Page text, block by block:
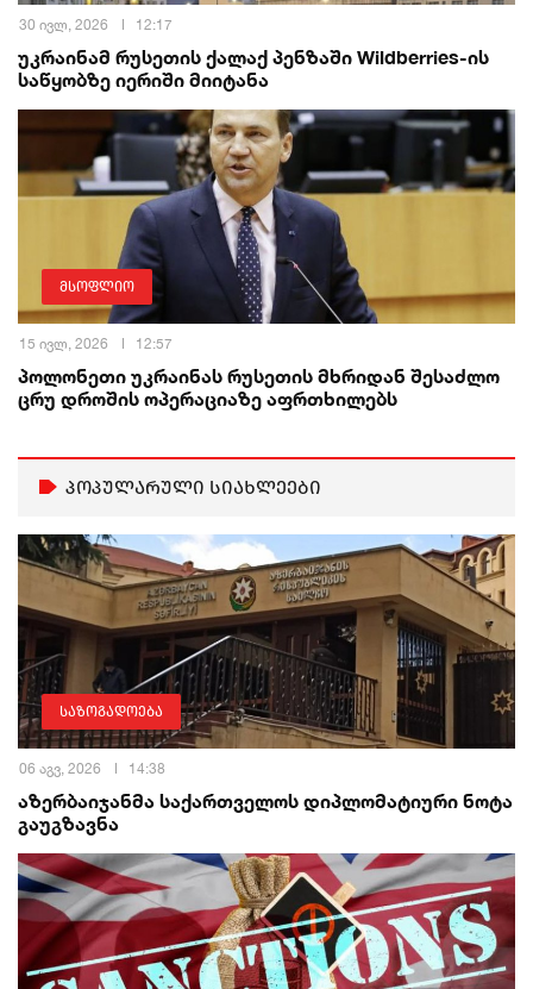
30 ივლ, 2026 12:17
უკრაინამ რუსეთის ქალაქ პენზაში Wildberries-ის
საწყობზე იერიში მიიტანა
მსოფლიო
15 ივლ, 2026 12:57
პოლონეთი უკრაინას რუსეთის მხრიდან შესაძლო
ცრუ დროშის ოპერაციაზე აფრთხილებს
პოპულარული სიახლეები
საზოგადოება
06 აგვ, 2026 14:38
აზერბაიჯანმა საქართველოს დიპლომატიური ნოტა
გაუგზავნა